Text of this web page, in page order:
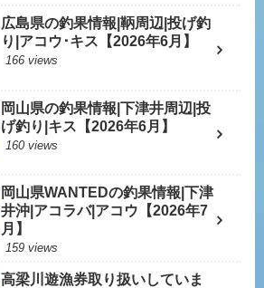
広島県の釣果情報|鞆周辺|投げ釣
り|アコウ･キス【2026年6月】
166 views
岡山県の釣果情報|下津井周辺|投
げ釣り|キス【2026年6月】
160 views
岡山県WANTEDの釣果情報|下津
井沖|アコラバ|アコウ【2026年7
月】
159 views
高梁川遊漁券取り扱いしていま